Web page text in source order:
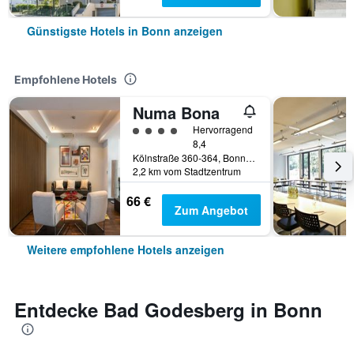
Günstigste Hotels in Bonn anzeigen
Empfohlene Hotels
Numa Bona
Bewertungskategorie 4
Hervorragend
8,4
Kölnstraße 360-364, Bonn, Nordrhein-Westfalen, Deutschland
2,2 km vom Stadtzentrum
66 € Zum Angebot
Weitere empfohlene Hotels anzeigen
Entdecke Bad Godesberg in Bonn